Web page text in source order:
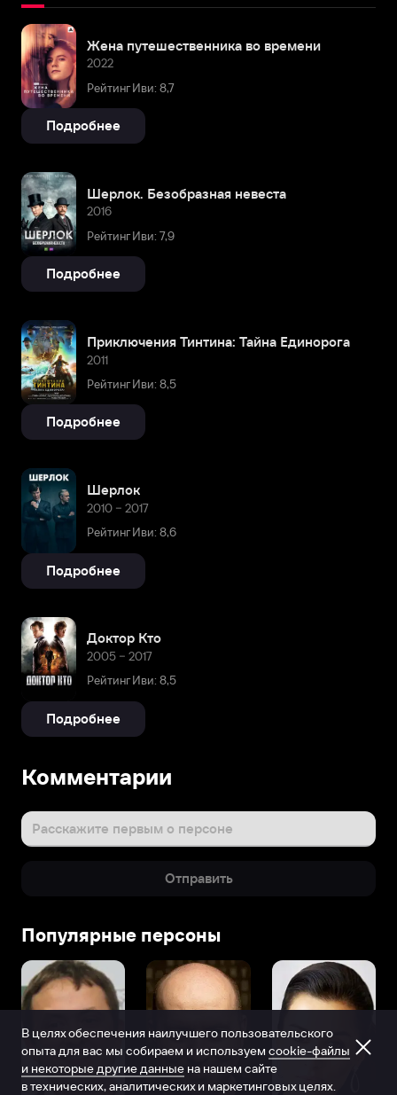
Жена путешественника во времени
2022
Рейтинг Иви: 8,7
Подробнее
Шерлок. Безобразная невеста
2016
Рейтинг Иви: 7,9
Подробнее
Приключения Тинтина: Тайна Единорога
2011
Рейтинг Иви: 8,5
Подробнее
Шерлок
2010 – 2017
Рейтинг Иви: 8,6
Подробнее
Доктор Кто
2005 – 2017
Рейтинг Иви: 8,5
Подробнее
Комментарии
Расскажите первым о персоне
Отправить
Популярные персоны
В целях обеспечения наилучшего пользовательского
опыта для вас мы собираем и используем cookie-файлы
и некоторые другие данные на нашем сайте
в технических, аналитических и маркетинговых целях.